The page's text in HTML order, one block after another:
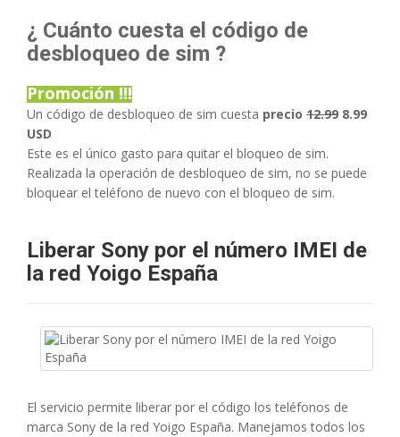
¿ Cuánto cuesta el código de
desbloqueo de sim ?
Promoción !!!
Un código de desbloqueo de sim cuesta precio 12.99 8.99
USD
Este es el único gasto para quitar el bloqueo de sim.
Realizada la operación de desbloqueo de sim, no se puede
bloquear el teléfono de nuevo con el bloqueo de sim.
Liberar Sony por el número IMEI de
la red Yoigo España
El servicio permite liberar por el código los teléfonos de
marca Sony de la red Yoigo España. Manejamos todos los